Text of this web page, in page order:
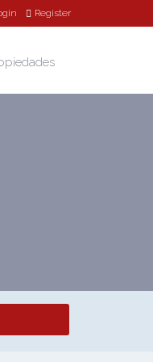
Register